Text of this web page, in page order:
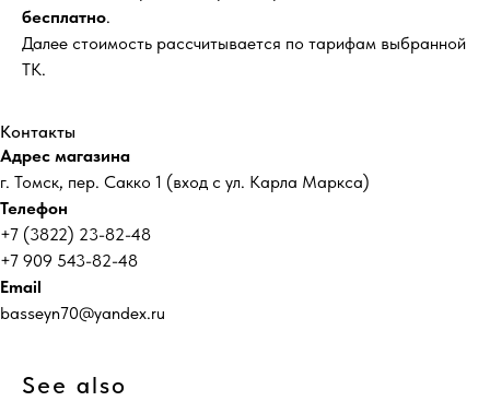
бесплатно.
Далее стоимость рассчитывается по тарифам выбранной
ТК.
Контакты
Адрес магазина
г. Томск, пер. Сакко 1 (вход с ул. Карла Маркса)
Телефон
+7 (3822) 23-82-48
+7 909 543-82-48
Email
basseyn70@yandex.ru
See also